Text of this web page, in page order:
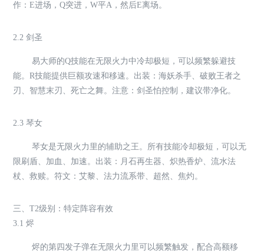
作：E进场，Q突进，W平A，然后E离场。
2.2 剑圣
易大师的Q技能在无限火力中冷却极短，可以频繁躲避技
能。R技能提供巨额攻速和移速。出装：海妖杀手、破败王者之
刃、智慧末刃、死亡之舞。注意：剑圣怕控制，建议带净化。
2.3 琴女
琴女是无限火力里的辅助之王。所有技能冷却极短，可以无
限刷盾、加血、加速。出装：月石再生器、炽热香炉、流水法
杖、救赎。符文：艾黎、法力流系带、超然、焦灼。
三、T2级别：特定阵容有效
3.1 烬
烬的第四发子弹在无限火力里可以频繁触发，配合高额移